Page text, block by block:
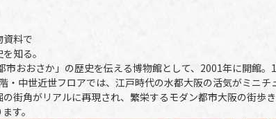
料で
知る。
市おおさか」の歴史を伝える博物館として、2001年に開館
・中世近世フロアでは、江戸時代の水都大阪の活気がミニ
街角がリアルに再現され、繁栄するモダン都市大阪の街
す。